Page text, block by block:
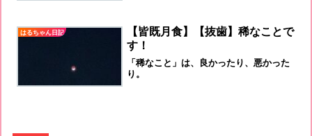
はるちゃん日記
【皆既月食】【抜歯】稀なことで
す！
「稀なこと」は、良かったり、悪かった
り。